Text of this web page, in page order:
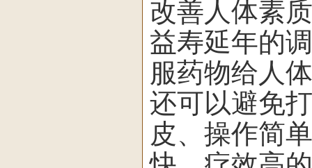
改善人体素
益寿延年的
服药物给人
还可以避免
皮、操作简